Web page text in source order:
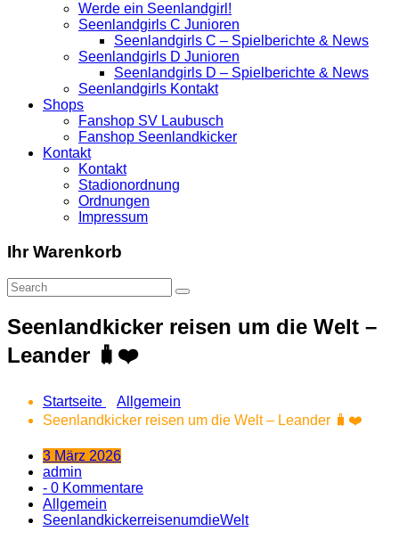
Werde ein Seenlandgirl!
Seenlandgirls C Junioren
Seenlandgirls C – Spielberichte & News
Seenlandgirls D Junioren
Seenlandgirls D – Spielberichte & News
Seenlandgirls Kontakt
Shops
Fanshop SV Laubusch
Fanshop Seenlandkicker
Kontakt
Kontakt
Stadionordnung
Ordnungen
Impressum
Ihr Warenkorb
Seenlandkicker reisen um die Welt –
Leander 🧳❤️
Startseite
Allgemein
Seenlandkicker reisen um die Welt – Leander 🧳❤️
3 März 2026
admin
- 0 Kommentare
Allgemein
SeenlandkickerreisenumdieWelt